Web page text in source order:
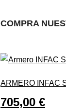
COMPRA
ARMERO INFAC
705,00 €